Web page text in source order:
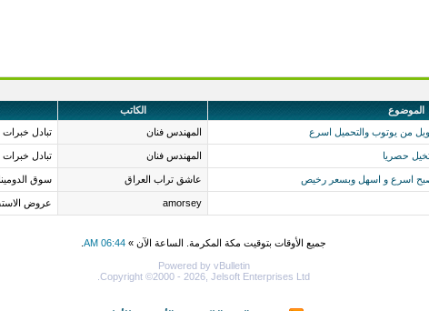
الموضوع
الكاتب
من يوتوب والتحميل اسرع
المهندس فنان تبادل خبرات
حصريا المهندس فنان تبادل خبرات
اسرع و اسهل وبسعر رخيص عاشق تراب العراق سوق
amorsey عروض
جميع الأوقات بتوقيت مكة المكرمة. الساعة الآن » 06:44 AM
Powered by vBulletin
Copyright ©2000 - 2026, Jelsoft Enterprises Ltd.